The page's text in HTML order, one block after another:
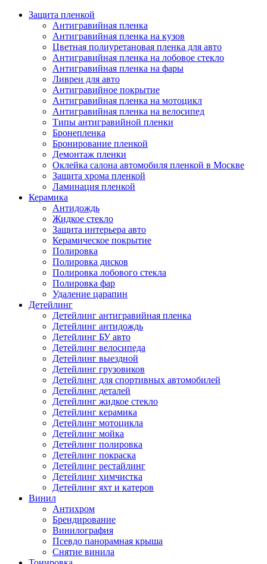
Защита пленкой
Антигравийная пленка
Антигравийная пленка на кузов
Цветная полиуретановая пленка для авто
Антигравийная пленка на лобовое стекло
Антигравийная пленка на фары
Ливреи для авто
Антигравийное покрытие
Антигравийная пленка на мотоцикл
Антигравийная пленка на велосипед
Типы антигравийной пленки
Бронепленка
Бронирование пленкой
Демонтаж пленки
Оклейка салона автомобиля пленкой в Москве
Защита хрома пленкой
Ламинация пленкой
Керамика
Антидождь
Жидкое стекло
Защита интерьера авто
Керамическое покрытие
Полировка
Полировка дисков
Полировка лобового стекла
Полировка фар
Удаление царапин
Детейлинг
Детейлинг антигравийная пленка
Детейлинг антидождь
Детейлинг БУ авто
Детейлинг велосипеда
Детейлинг выездной
Детейлинг грузовиков
Детейлинг для спортивных автомобилей
Детейлинг деталей
Детейлинг жидкое стекло
Детейлинг керамика
Детейлинг мотоцикла
Детейлинг мойка
Детейлинг полировка
Детейлинг покраска
Детейлинг рестайлинг
Детейлинг химчистка
Детейлинг яхт и катеров
Винил
Антихром
Брендирование
Винилография
Псевдо панорамная крыша
Снятие винила